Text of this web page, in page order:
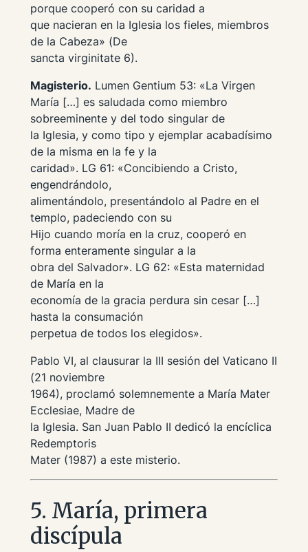
porque cooperó con su caridad a
que nacieran en la Iglesia los fieles, miembros
de la Cabeza» (De
sancta virginitate6).
Magisterio. Lumen Gentium 53: «La Virgen
María […] es saludada como miembro
sobreeminente y del todo singular de
la Iglesia, y como tipo y ejemplar acabadísimo
de la misma en la fe y la
caridad». LG 61: «Concibiendo a Cristo,
engendrándolo,
alimentándolo, presentándolo al Padre en el
templo, padeciendo con su
Hijo cuando moría en la cruz, cooperó en
forma enteramente singular a la
obra del Salvador». LG 62: «Esta maternidad
de María en la
economía de la gracia perdura sin cesar […]
hasta la consumación
perpetua de todos los elegidos».
Pablo VI, al clausurar la III sesión del Vaticano II
(21 noviembre
1964), proclamó solemnemente a María Mater
Ecclesiae, Madre de
la Iglesia. San Juan Pablo II dedicó la encíclica
Redemptoris
Mater(1987) a este misterio.
5. María, primera
discípula